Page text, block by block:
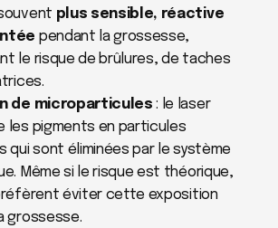
plus sensible, réactive
pendant la grossesse,
le risque de brûlures, de taches
de microparticules : le laser
les pigments en particules
qui sont éliminées par le système
Même si le risque est théorique,
éviter cette exposition
grossesse.